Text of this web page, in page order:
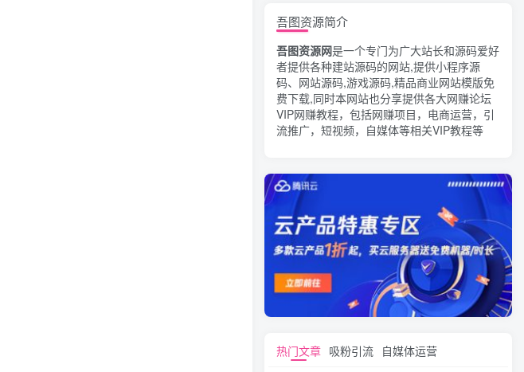
吾图资源简介
吾图资源网是一个专门为广大站长和源码爱好
者提供各种建站源码的网站,提供小程序源
码、网站源码,游戏源码,精品商业网站模版免
费下载,同时本网站也分享提供各大网赚论坛
VIP网赚教程，包括网赚项目，电商运营，引
流推广，短视频，自媒体等相关VIP教程等
热门文章 吸粉引流 自媒体运营